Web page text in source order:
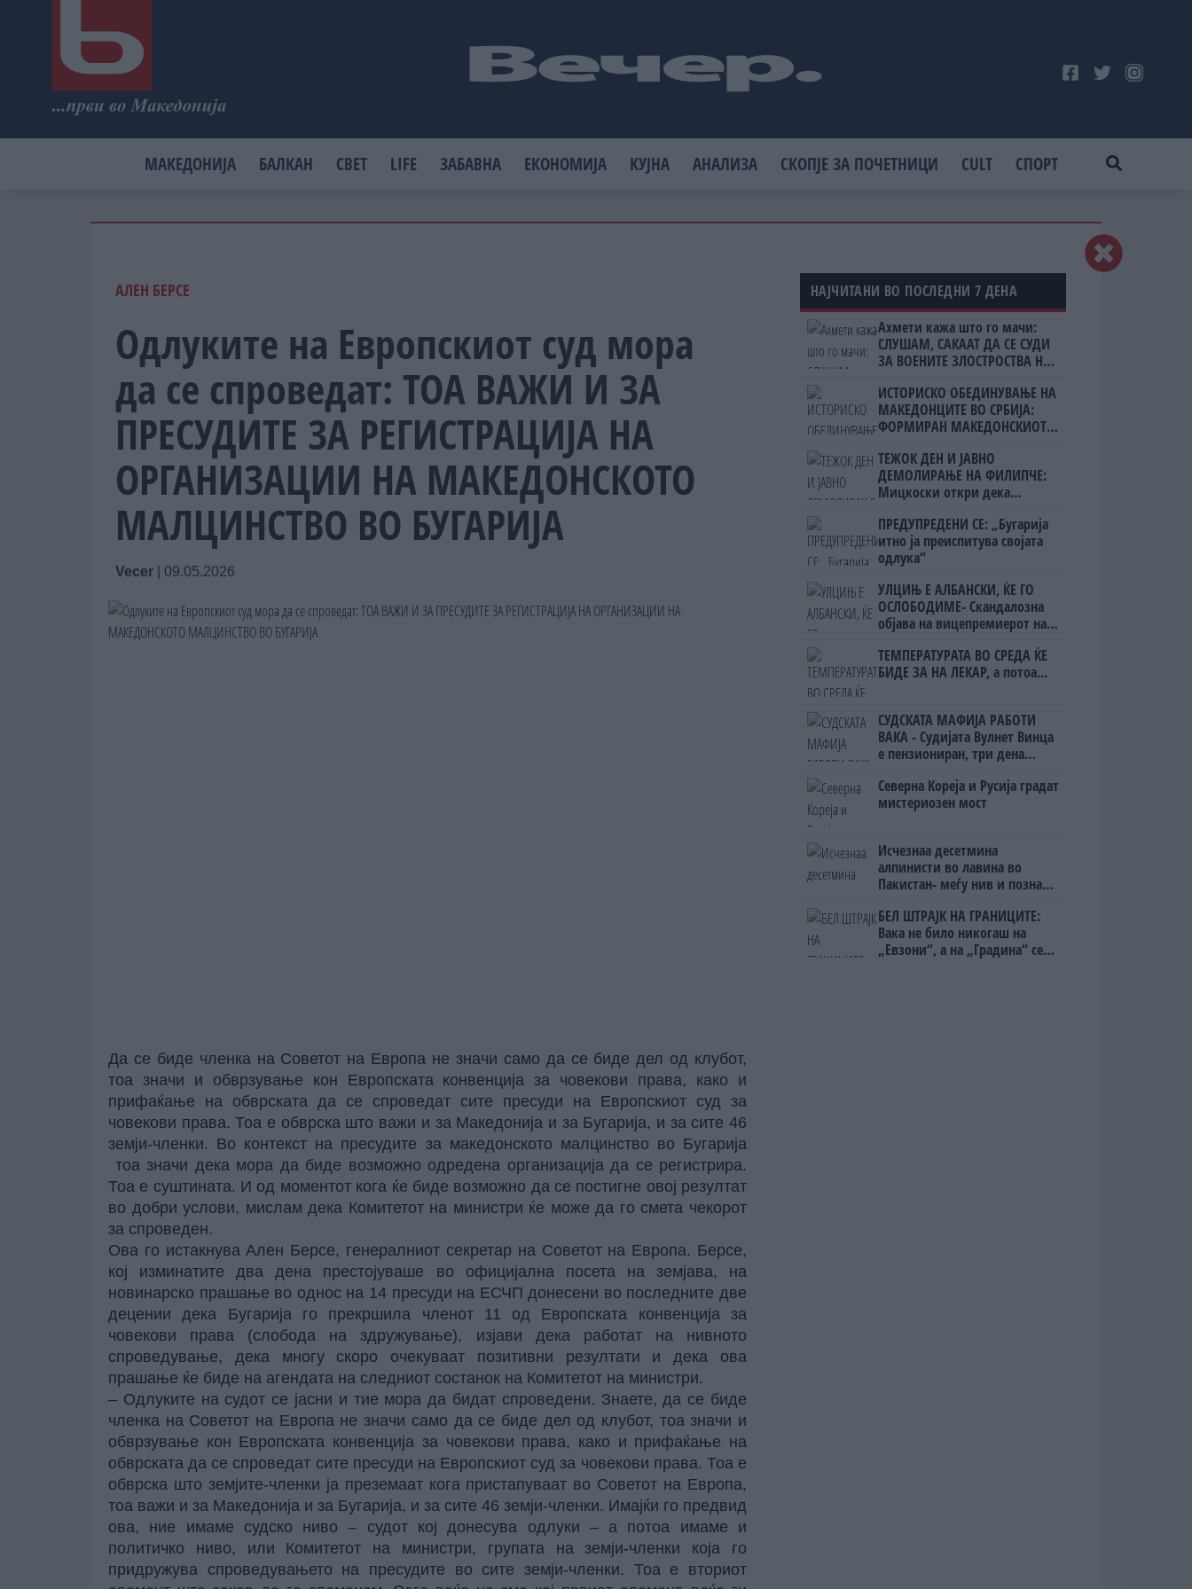
МАКЕДОНИЈА БАЛКАН СВЕТ LIFE ЗАБАВНА ЕКОНОМИЈА КУЈНА АНАЛИЗА СКОПЈЕ ЗА ПОЧЕТНИЦИ CULT СПОРТ
АЛЕН БЕРСЕ
Одлуките на Европскиот суд мора
да се спроведат: ТОА ВАЖИ И ЗА
ПРЕСУДИТЕ ЗА РЕГИСТРАЦИЈА НА
ОРГАНИЗАЦИИ НА МАКЕДОНСКОТО
МАЛЦИНСТВО ВО БУГАРИЈА
Vecer 09.05.2026
Да се биде членка на Советот на Европа не значи само да се биде дел од клубот,
тоа значи и обврзување кон Европската конвенција за човекови права, како и
прифаќање на обврската да се спроведат сите пресуди на Европскиот суд за
човекови права. Тоа е обврска што важи и за Македонија и за Бугарија, и за сите 46
земји-членки. Во контекст на пресудите за македонското малцинство во Бугарија
тоа значи дека мора да биде возможно одредена организација да се регистрира.
Тоа е суштината. И од моментот кога ќе биде возможно да се постигне овој резултат
во добри услови, мислам дека Комитетот на министри ќе може да го смета чекорот
за спроведен.
Ова го истакнува Ален Берсе, генералниот секретар на Советот на Европа. Берсе,
кој изминатите два дена престојуваше во официјална посета на земјава, на
новинарско прашање во однос на 14 пресуди на ЕСЧП донесени во последните две
децении дека Бугарија го прекршила членот 11 од Европската конвенција за
човекови права (слобода на здружување), изјави дека работат на нивното
спроведување, дека многу скоро очекуваат позитивни резултати и дека ова
прашање ќе биде на агендата на следниот состанок на Комитетот на министри.
– Одлуките на судот се јасни и тие мора да бидат спроведени. Знаете, да се биде
членка на Советот на Европа не значи само да се биде дел од клубот, тоа значи и
обврзување кон Европската конвенција за човекови права, како и прифаќање на
обврската да се спроведат сите пресуди на Европскиот суд за човекови права. Тоа е
обврска што земјите-членки ја преземаат кога пристапуваат во Советот на Европа,
тоа важи и за Македонија и за Бугарија, и за сите 46 земји-членки. Имајќи го предвид
ова, ние имаме судско ниво – судот кој донесува одлуки – а потоа имаме и
политичко ниво, или Комитетот на министри, групата на земји-членки која го
придружува спроведувањето на пресудите во сите земји-членки. Тоа е вториот
НАЈЧИТАНИ ВО ПОСЛЕДНИ 7 ДЕНА
Ахмети кажа што го мачи:
СЛУШАМ, САКААТ ДА СЕ СУДИ
ЗА ВОЕНИТЕ ЗЛОСТРОСТВА НА
ИСТОРИСКО ОБЕДИНУВАЊЕ НА
МАКЕДОНЦИТЕ ВО СРБИЈА:
ФОРМИРАН МАКЕДОНСКИОТ
ТЕЖОК ДЕН И ЈАВНО
ДЕМОЛИРАЊЕ НА ФИЛИПЧЕ:
Мицкоски откри дека
ништо, освен за кеш
ПРЕДУПРЕДЕНИ СЕ: „Бугарија
итно ја преиспитува својата
одлука“
УЛЦИЊ Е АЛБАНСКИ, ЌЕ ГО
ОСЛОБОДИМЕ- Скандалозна
објава на вицепремиерот на
ТЕМПЕРАТУРАТА ВО СРЕДА ЌЕ
БИДЕ ЗА НА ЛЕКАР, а потоа...
СУДСКАТА МАФИЈА РАБОТИ
ВАКА - Судијата Вулнет Винца
е пензиониран, три дена
на бизнисменот Марковски
Северна Кореја и Русија градат
мистериозен мост
Исчезнаа десетмина
алпинисти во лавина во
Пакистан- меѓу нив и познат
БЕЛ ШТРАЈК НА ГРАНИЦИТЕ:
Вака не било никогаш на
„Евзони“, а на „Градина“ се